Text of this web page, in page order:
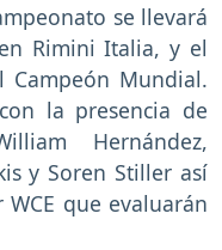
se llevará
Rimini Italia, y el
Mundial.
la presencia de
Hernández,
y Soren Stiller así
que evaluarán